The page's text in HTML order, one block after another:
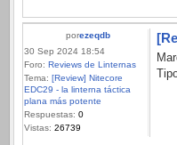
porezeqdb
30 Sep 2024 18:54
Foro: Reviews de Linternas
Tema: [Review] Nitecore
EDC29 - la linterna táctica
plana más potente
Respuestas: 0
Vistas: 26739